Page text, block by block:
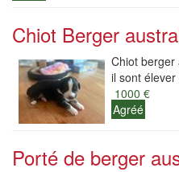
Chiot Berger
Chiot berger
il sont
1000 €
Agréé
Porté de berger